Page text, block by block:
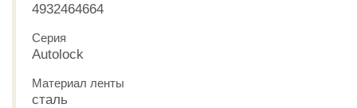
4932464664
Серия
Autolock
Материал ленты
сталь